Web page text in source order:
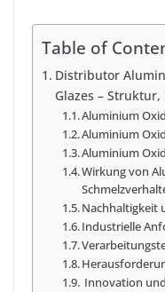
Table of
Distributor
Glazes –
Aluminium
Aluminium
Aluminium
Wirkung von
Nachhaltigkeit
Industrielle
Innovation